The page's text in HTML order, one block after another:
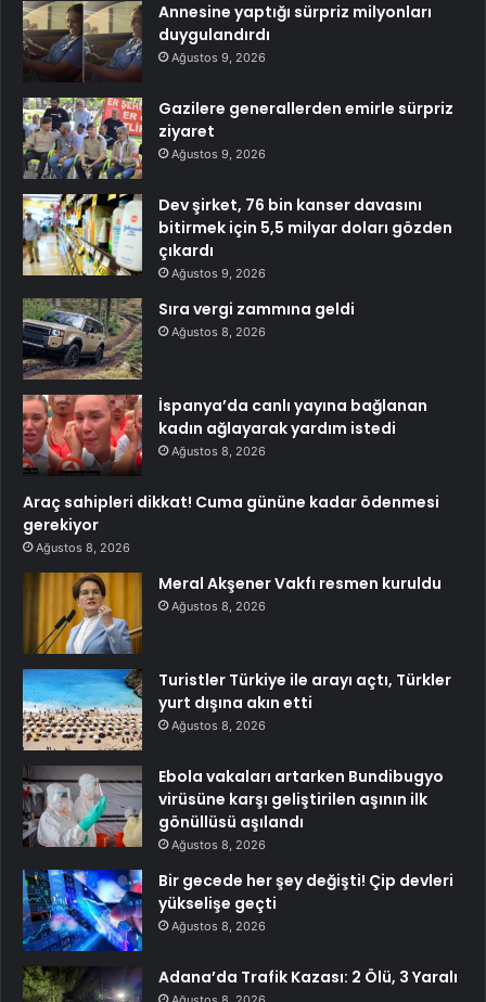
Annesine yaptığı sürpriz milyonları
duygulandırdı
Ağustos 9, 2026
Gazilere generallerden emirle sürpriz
ziyaret
Ağustos 9, 2026
Dev şirket, 76 bin kanser davasını
bitirmek için 5,5 milyar doları gözden
çıkardı
Ağustos 9, 2026
Sıra vergi zammına geldi
Ağustos 8, 2026
İspanya’da canlı yayına bağlanan
kadın ağlayarak yardım istedi
Ağustos 8, 2026
Araç sahipleri dikkat! Cuma gününe kadar ödenmesi
gerekiyor
Ağustos 8, 2026
Meral Akşener Vakfı resmen kuruldu
Ağustos 8, 2026
Turistler Türkiye ile arayı açtı, Türkler
yurt dışına akın etti
Ağustos 8, 2026
Ebola vakaları artarken Bundibugyo
virüsüne karşı geliştirilen aşının ilk
gönüllüsü aşılandı
Ağustos 8, 2026
Bir gecede her şey değişti! Çip devleri
yükselişe geçti
Ağustos 8, 2026
Adana’da Trafik Kazası: 2 Ölü, 3 Yaralı